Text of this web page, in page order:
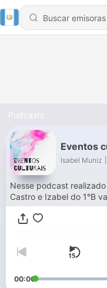
Podcasts
Eventos
Isabel Muniz
Nesse podcast
Castro e Izabel do 1°B
00:00